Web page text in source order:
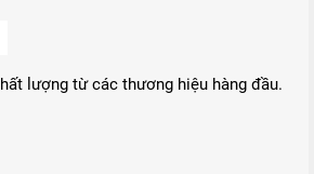
lượng từ các thương hiệu hàng đầu.